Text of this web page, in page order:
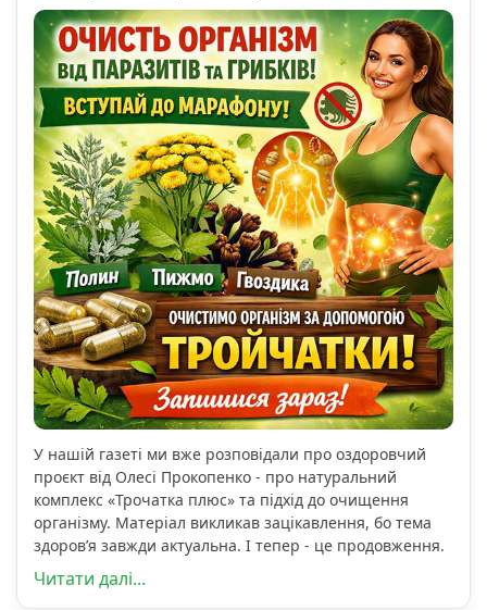
У нашій газеті ми вже розповідали про оздоровчий
проєкт від Олесі Прокопенко - про натуральний
комплекс «Трочатка плюс» та підхід до очищення
організму. Матеріал викликав зацікавлення, бо тема
здоров’я завжди актуальна. І тепер - це продовження.
Читати далі...